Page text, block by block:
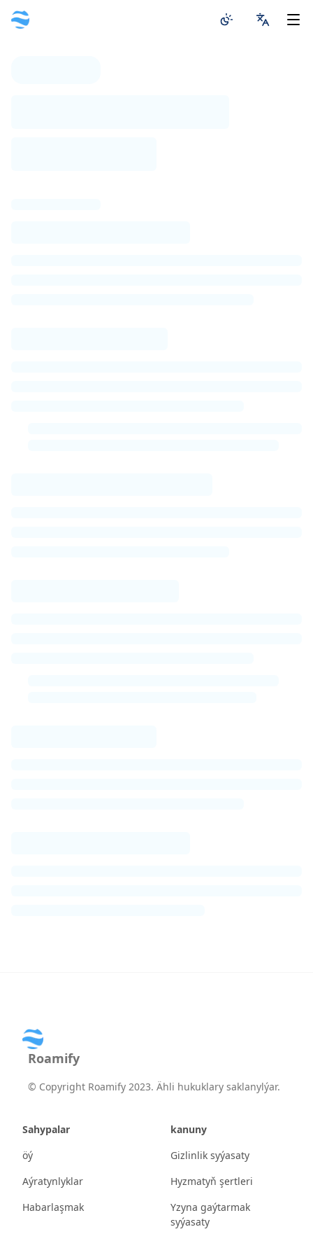
Roamify
© Copyright Roamify 2023. Ähli hukuklary saklanylýar.
Sahypalar
öý
Aýratynlyklar
Habarlaşmak
kanuny
Gizlinlik syýasaty
Hyzmatyň şertleri
Yzyna gaýtarmak
syýasaty